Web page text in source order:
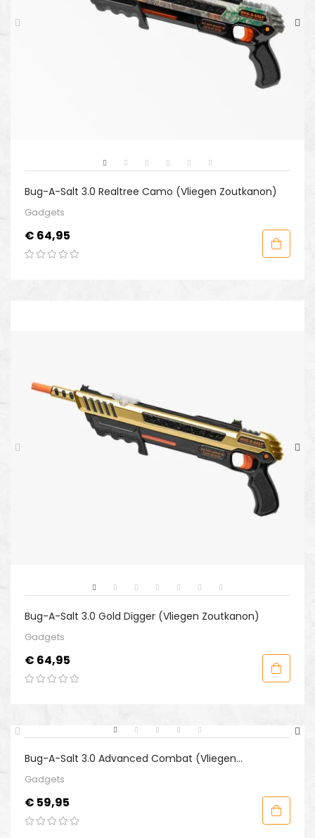
Bug-A-Salt 3.0 Realtree Camo (Vliegen Zoutkanon)
Gadgets
Prijs
€ 64,95
Bug-A-Salt 3.0 Gold Digger (Vliegen Zoutkanon)
Gadgets
Prijs
€ 64,95
Bug-A-Salt 3.0 Advanced Combat (Vliegen
Zoutkanon)
Gadgets
Prijs
€ 59,95